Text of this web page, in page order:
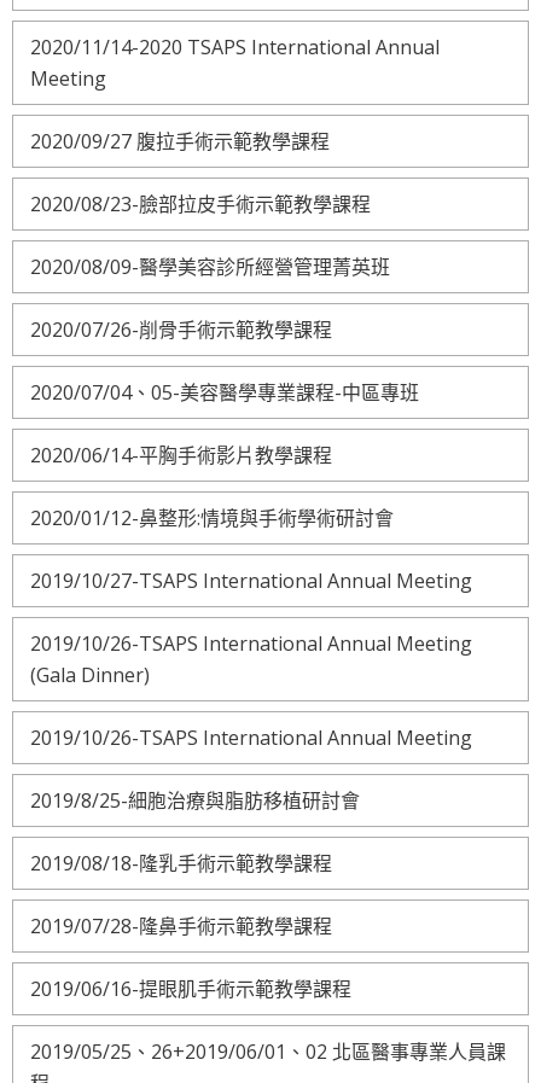
2020/11/14-2020 TSAPS International Annual
Meeting
2020/09/27 腹拉手術示範教學課程
2020/08/23-臉部拉皮手術示範教學課程
2020/08/09-醫學美容診所經營管理菁英班
2020/07/26-削骨手術示範教學課程
2020/07/04、05-美容醫學專業課程-中區專班
2020/06/14-平胸手術影片教學課程
2020/01/12-鼻整形:情境與手術學術研討會
2019/10/27-TSAPS International Annual Meeting
2019/10/26-TSAPS International Annual Meeting
(Gala Dinner)
2019/10/26-TSAPS International Annual Meeting
2019/8/25-細胞治療與脂肪移植研討會
2019/08/18-隆乳手術示範教學課程
2019/07/28-隆鼻手術示範教學課程
2019/06/16-提眼肌手術示範教學課程
2019/05/25、26+2019/06/01、02 北區醫事專業人員課